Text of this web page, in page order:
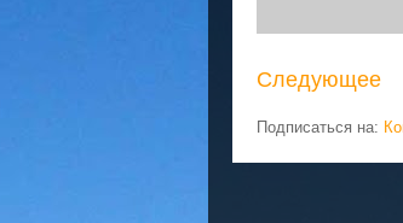
Следующее
Подписаться на: